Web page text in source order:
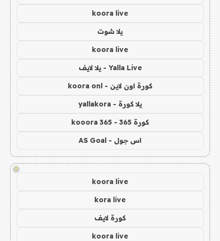
koora live
يلا شوت
koora live
Yalla Live - يلا لايف
كورة اون لاين - koora onl
يلا كورة - yallakora
كورة 365 - kooora 365
اس جول - AS Goal
!
koora live
kora live
كورة لايف
koora live